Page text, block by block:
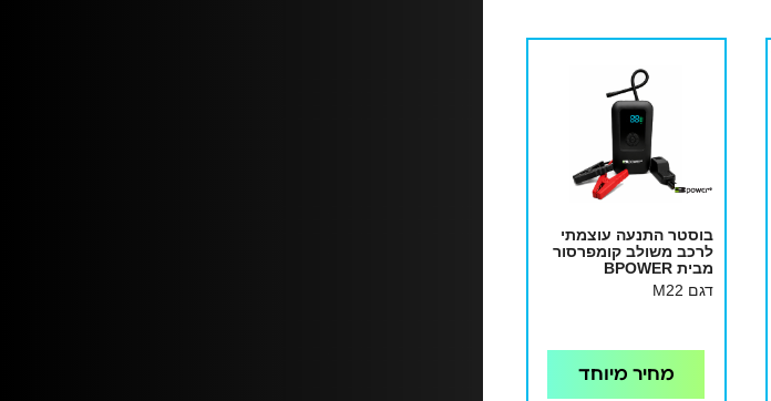
בוסטר התנעה עוצמתי
לרכב משולב קומפרסור
מבית BPOWER
דגם M22
מחיר מיוחד